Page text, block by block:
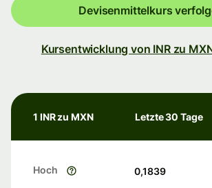
Devisenmittelkurs
Kursentwicklung von INR zu
1 INR zu MXN Letzte 30 Tage
Hoch 0,1839